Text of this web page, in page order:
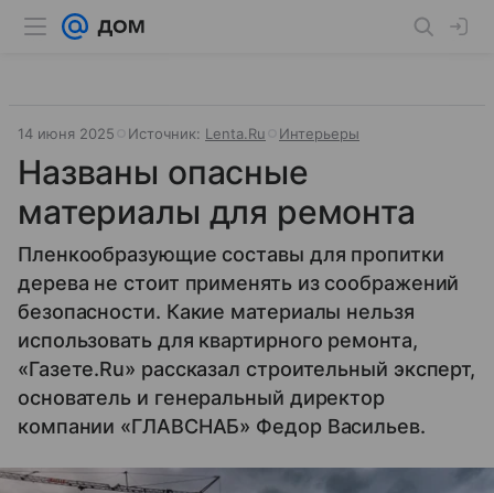
14 июня 2025 Источник: Lenta.Ru Интерьеры
Названы опасные
материалы для ремонта
Пленкообразующие составы для пропитки
дерева не стоит применять из соображений
безопасности. Какие материалы нельзя
использовать для квартирного ремонта,
«Газете.Ru» рассказал строительный эксперт,
основатель и генеральный директор
компании «ГЛАВСНАБ» Федор Васильев.